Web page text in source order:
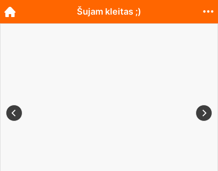
Šujam kleitas ;)